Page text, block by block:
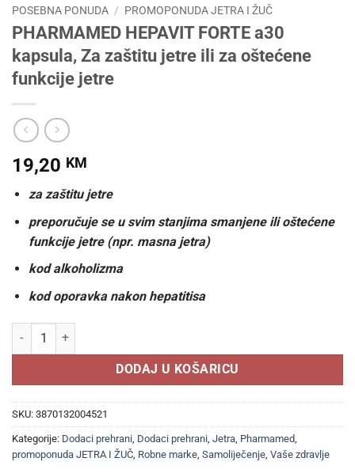
POSEBNA PONUDA / PROMOPONUDA JETRA I ŽUČ
PHARMAMED HEPAVIT FORTE a30
kapsula, Za zaštitu jetre ili za oštećene
funkcije jetre
19,20 KM
za zaštitu jetre
preporučuje se u svim stanjima smanjene ili oštećene
funkcije jetre (npr. masna jetra)
kod alkoholizma
kod oporavka nakon hepatitisa
PHARMAMED HEPAVIT FORTE a30 kapsula, Za zaštitu jetre ili za
DODAJ U KOŠARICU
SKU: 3870132004521
Kategorije: Dodaci prehrani Dodaci prehrani Jetra Pharmamed
promoponuda JETRA I ŽUČ Robne marke Samoliječenje Vaše zdravlje